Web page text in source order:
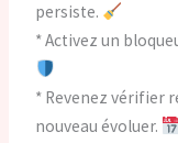
persiste.
* Activez un
* Revenez vérifier
nouveau évoluer.